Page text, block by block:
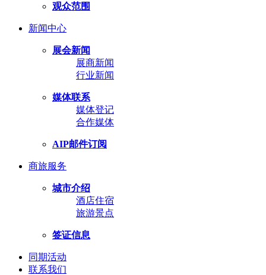
观众范围
新闻中心
展会新闻
展商新闻
行业新闻
媒体联系
媒体登记
合作媒体
AIP邮件订阅
商旅服务
城市介绍
酒店住宿
旅游景点
签证信息
同期活动
联系我们